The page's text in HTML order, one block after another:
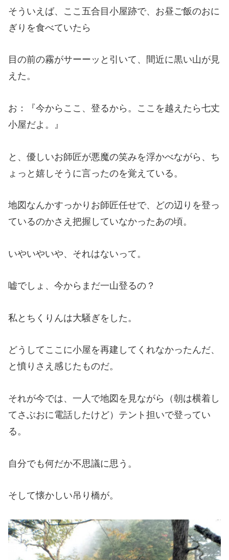
そういえば、ここ五合目小屋跡で、お昼ご飯のおに
ぎりを食べていたら
目の前の霧がサーーッと引いて、間近に黒い山が見
えた。
お：『今からここ、登るから。ここを越えたら七丈
小屋だよ。』
と、優しいお師匠が悪魔の笑みを浮かべながら、ち
ょっと嬉しそうに言ったのを覚えている。
地図なんかすっかりお師匠任せで、どの辺りを登っ
ているのかさえ把握していなかったあの頃。
いやいやいや、それはないって。
嘘でしょ、今からまだ一山登るの？
私とちくりんは大騒ぎをした。
どうしてここに小屋を再建してくれなかったんだ、
と憤りさえ感じたものだ。
それが今では、一人で地図を見ながら（朝は横着し
てさぶおに電話したけど）テント担いで登ってい
る。
自分でも何だか不思議に思う。
そして懐かしい吊り橋が。